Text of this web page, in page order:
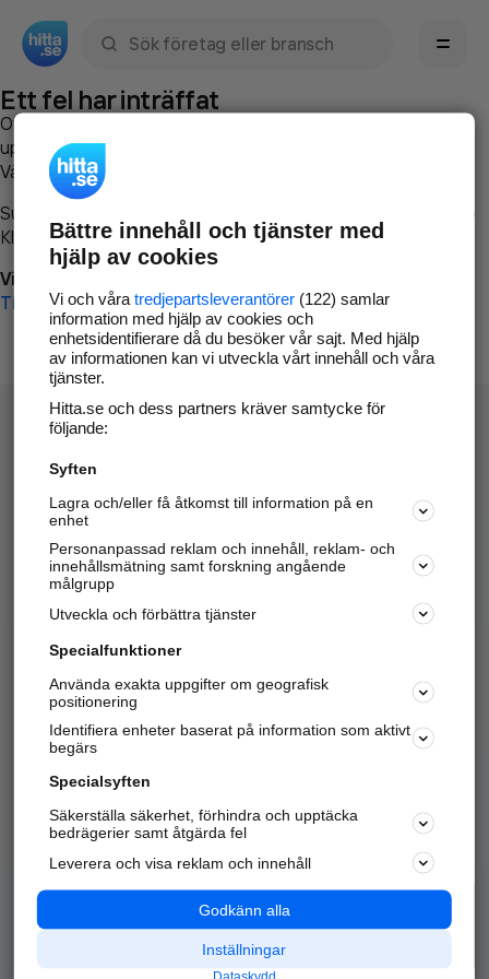
Ett fel har inträffat
Om du vill kan du
uppstod så att vi lättare och snabbare kan avhjälpa det.
Vänligen försök med följande:
Surfa till
Klicka påTillbaka-knappen i webbläsaren och försök igen
Vi beklagar besväret!
Till startsidan
Hitta.se - Gratis nummerupplysning.
Sök företag, personer och platser.
Hitta telefonnummer, adresser, företagsinfo mm.
Marknadsför företaget
Kom igång och annonsera mot
samarbetspartners nära dig.
Alla kategorier
Populära sökningar
API & Kartor
Annonsera
Integritet
Nödnummer
Bättre innehåll och tjänster med
hjälp av cookies
Vi och våra tredjepartsleverantörer(122) samlar
information med hjälp av cookies och
enhetsidentifierare då du besöker vår sajt. Med hjälp
av informationen kan vi utveckla vårt innehåll och våra
tjänster.
Hitta.se och dess partners kräver samtycke för
följande:
Syften
Lagra och/eller få åtkomst till information på en
enhet
Personanpassad reklam och innehåll, reklam- och
innehållsmätning samt forskning angående
målgrupp
Utveckla och förbättra tjänster
Specialfunktioner
Använda exakta uppgifter om geografisk
positionering
Identifiera enheter baserat på information som aktivt
begärs
Specialsyften
Säkerställa säkerhet, förhindra och upptäcka
bedrägerier samt åtgärda fel
Leverera och visa reklam och innehåll
Godkänn alla
Inställningar
Dataskydd